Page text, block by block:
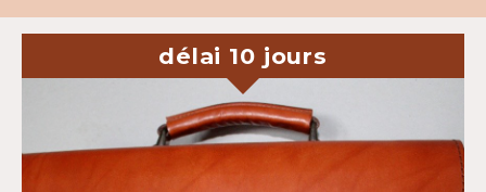
délai 10 jours